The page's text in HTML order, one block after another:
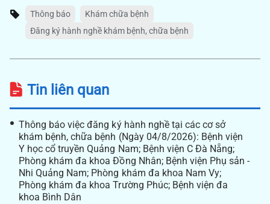
Thông báo
Khám chữa bệnh
Đăng ký hành nghề khám bệnh, chữa bệnh
Tin liên quan
Thông báo việc đăng ký hành nghề tại các cơ sở
khám bệnh, chữa bệnh (Ngày 04/8/2026): Bệnh viện
Y học cổ truyền Quảng Nam; Bệnh viện C Đà Nẵng;
Phòng khám đa khoa Đồng Nhân; Bệnh viện Phụ sản -
Nhi Quảng Nam; Phòng khám đa khoa Nam Vy;
Phòng khám đa khoa Trường Phúc; Bệnh viện đa
khoa Bình Dân